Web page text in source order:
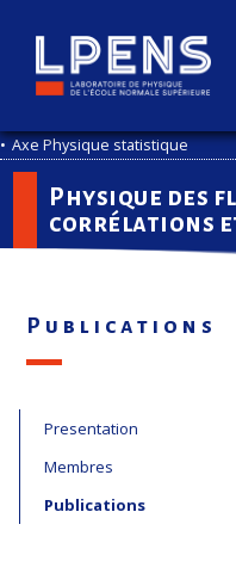
• Axe Physique statistique
Physique des
corrélations
Publications
Presentation
Membres
Publications